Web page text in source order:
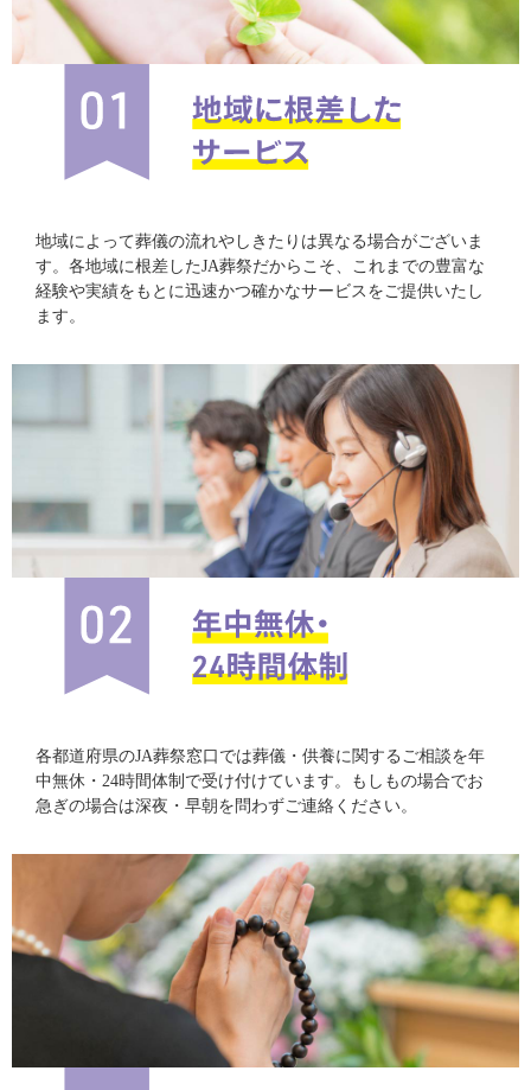
地域によって葬儀の流れやしきたりは異なる場合がございま
す。各地域に根差したJA葬祭だからこそ、これまでの豊富な
経験や実績をもとに迅速かつ確かなサービスをご提供いたし
ます。
各都道府県のJA葬祭窓口では葬儀・供養に関するご相談を年
中無休・24時間体制で受け付けています。もしもの場合でお
急ぎの場合は深夜・早朝を問わずご連絡ください。